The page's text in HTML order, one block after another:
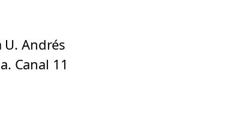
Andrés
Canal 11